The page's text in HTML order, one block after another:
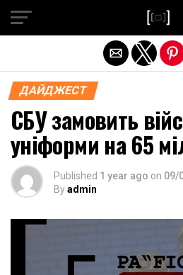
ДАЙДЖЕСТ
СБУ замовить
уніформи на 65
Published 1 year ago on 09/
Byadmin
Exit mobile